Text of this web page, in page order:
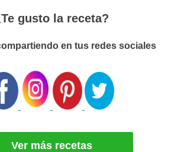
gusto la receta?
en tus redes sociales
Ver más recetas